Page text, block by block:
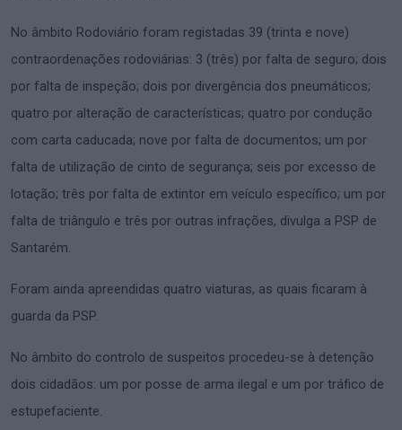
No âmbito Rodoviário foram registadas 39 (trinta e nove)
contraordenações rodoviárias: 3 (três) por falta de seguro; dois
por falta de inspeção; dois por divergência dos pneumáticos;
quatro por alteração de características; quatro por condução
com carta caducada; nove por falta de documentos; um por
falta de utilização de cinto de segurança; seis por excesso de
lotação; três por falta de extintor em veículo específico; um por
falta de triângulo e três por outras infrações, divulga a PSP de
Santarém.
Foram ainda apreendidas quatro viaturas, as quais ficaram à
guarda da PSP.
No âmbito do controlo de suspeitos procedeu-se à detenção
dois cidadãos: um por posse de arma ilegal e um por tráfico de
estupefaciente.